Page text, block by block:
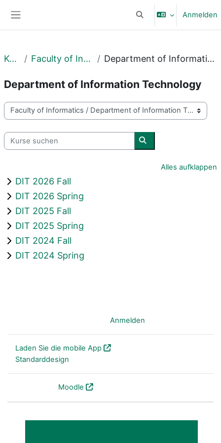
SucheingabeAnmelden
Kurse Faculty of Informatics Department of Information Technology
Department of Information Technology
Kursbereiche
Kurse suchen
Kurse suchen
Alles aufklappen
DIT 2026 Fall
DIT 2026 Spring
DIT 2025 Fall
DIT 2025 Spring
DIT 2024 Fall
DIT 2024 Spring
Anmelden
Laden Sie die mobile App
Standarddesign
Moodle